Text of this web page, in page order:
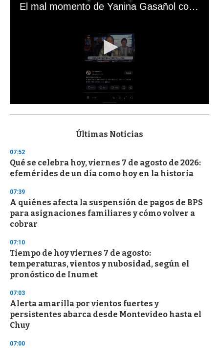
El mal momento de Yanina Gasañol con un hincha argentino en "Subrayado"
s
d
s
o
f
3
s
c
o
d
s
Últimas Noticias
07:52
Qué se celebra hoy, viernes 7 de agosto de 2026:
efemérides de un día como hoy en la historia
07:39
A quiénes afecta la suspensión de pagos de BPS
para asignaciones familiares y cómo volver a
cobrar
07:10
Tiempo de hoy viernes 7 de agosto:
temperaturas, vientos y nubosidad, según el
pronóstico de Inumet
07:03
Alerta amarilla por vientos fuertes y
persistentes abarca desde Montevideo hasta el
Chuy
07:00